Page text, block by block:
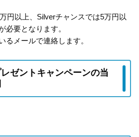
円以上、Silverチャンスでは5万円以
必要となります。
メールで連絡します。
ゼントキャンペーンの当